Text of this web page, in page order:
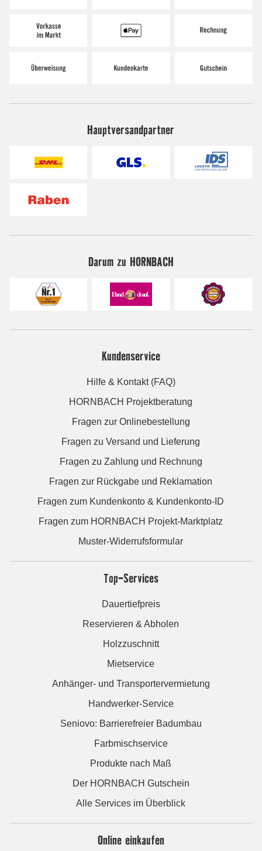
Hauptversandpartner
Darum zu HORNBACH
Kundenservice
Hilfe & Kontakt (FAQ)
HORNBACH Projektberatung
Fragen zur Onlinebestellung
Fragen zu Versand und Lieferung
Fragen zu Zahlung und Rechnung
Fragen zur Rückgabe und Reklamation
Fragen zum Kundenkonto & Kundenkonto-ID
Fragen zum HORNBACH Projekt-Marktplatz
Muster-Widerrufsformular
Top-Services
Dauertiefpreis
Reservieren & Abholen
Holzzuschnitt
Mietservice
Anhänger- und Transportervermietung
Handwerker-Service
Seniovo: Barrierefreier Badumbau
Farbmischservice
Produkte nach Maß
Der HORNBACH Gutschein
Alle Services im Überblick
Online einkaufen